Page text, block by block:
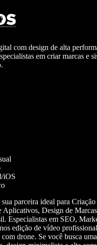
com design de alta
em criar marcas e
iOS
parceira ideal para Criação
Aplicativos, Design de
Especialistas em SEO,
edição de vídeo
drone. Se você busca